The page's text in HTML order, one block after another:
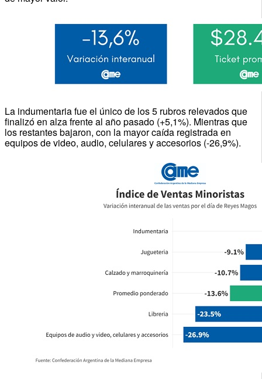
La indumentaria fue el único de los 5 rubros relevados que
finalizó en alza frente al año pasado (+5,1%). Mientras que
los restantes bajaron, con la mayor caída registrada en
equipos de video, audio, celulares y accesorios (-26,9%).